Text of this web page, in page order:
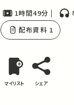
1時間49分
配布資料 1
マイリスト シェア